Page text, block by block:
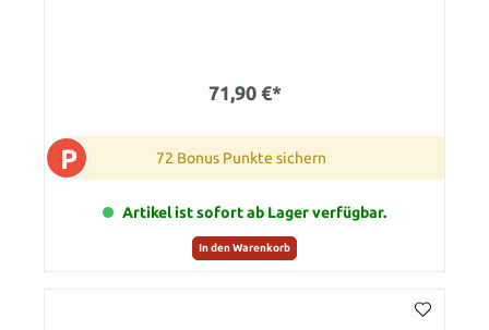
71,90 €*
P 72 Bonus Punkte sichern
Artikel ist sofort ab Lager verfügbar.
In den Warenkorb